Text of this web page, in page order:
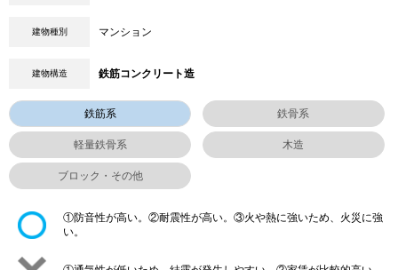
建物種別 マンション
建物構造 鉄筋コンクリート造
鉄筋系 鉄骨系
軽量鉄骨系 木造
ブロック・その他
①防音性が高い。②耐震性が高い。③火や熱に強いため、火災に強
い。